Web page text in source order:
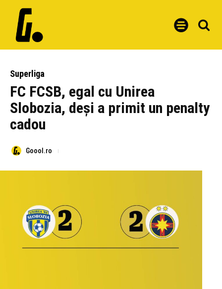
Superliga
FC FCSB, egal cu Unirea
Slobozia, deși a primit un penalty
cadou
Goool.ro